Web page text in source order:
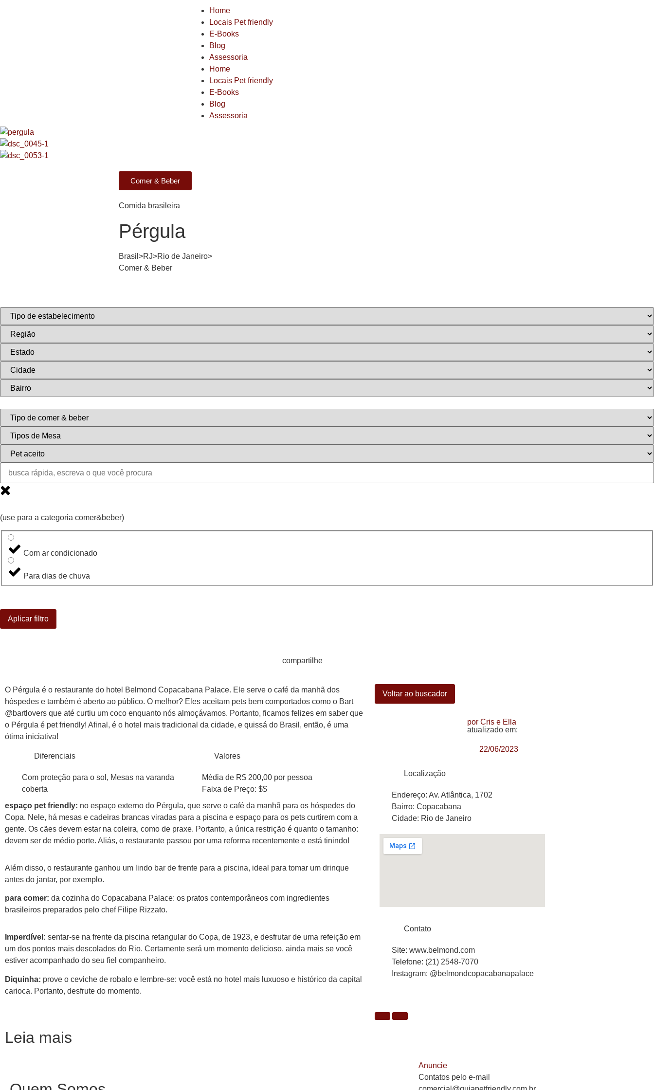
Home
Locais Pet friendly
E-Books
Blog
Assessoria
Home
Locais Pet friendly
E-Books
Blog
Assessoria
Comer & Beber
Comida brasileira
Pérgula
Brasil>RJ>Rio de Janeiro>
Comer & Beber
(use para a categoria comer&beber)
Com ar condicionado
Para dias de chuva
Aplicar filtro
compartilhe
O Pérgula é o restaurante do hotel Belmond Copacabana Palace. Ele serve o café da manhã dos
hóspedes e também é aberto ao público. O melhor? Eles aceitam pets bem comportados como o Bart
@bartlovers que até curtiu um coco enquanto nós almoçávamos. Portanto, ficamos felizes em saber que
o Pérgula é pet friendly! Afinal, é o hotel mais tradicional da cidade, e quissá do Brasil, então, é uma
ótima iniciativa!
Diferenciais
Com proteção para o sol, Mesas na varanda
coberta
Valores
Média de R$ 200,00 por pessoa
Faixa de Preço: $$
espaço pet friendly: no espaço externo do Pérgula, que serve o café da manhã para os hóspedes do
Copa. Nele, há mesas e cadeiras brancas viradas para a piscina e espaço para os pets curtirem com a
gente. Os cães devem estar na coleira, como de praxe. Portanto, a única restrição é quanto o tamanho:
devem ser de médio porte. Aliás, o restaurante passou por uma reforma recentemente e está tinindo!
Além disso, o restaurante ganhou um lindo bar de frente para a piscina, ideal para tomar um drinque
antes do jantar, por exemplo.
para comer: da cozinha do Copacabana Palace: os pratos contemporâneos com ingredientes
brasileiros preparados pelo chef Filipe Rizzato.
Imperdível: sentar-se na frente da piscina retangular do Copa, de 1923, e desfrutar de uma refeição em
um dos pontos mais descolados do Rio. Certamente será um momento delicioso, ainda mais se você
estiver acompanhado do seu fiel companheiro.
Diquinha: prove o ceviche de robalo e lembre-se: você está no hotel mais luxuoso e histórico da capital
carioca. Portanto, desfrute do momento.
Voltar ao buscador
por Cris e Ella
atualizado em:
22/06/2023
Localização
Endereço: Av. Atlântica, 1702
Bairro: Copacabana
Cidade: Rio de Janeiro
Contato
Site: www.belmond.com
Telefone: (21) 2548-7070
Instagram: @belmondcopacabanapalace
Leia mais
Anuncie
Contatos pelo e-mail